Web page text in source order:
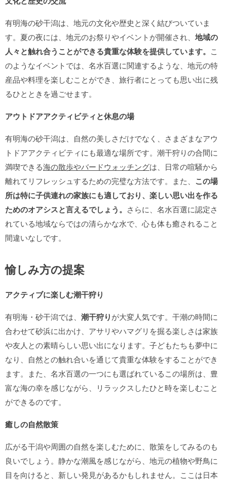
有明海の砂干潟は、地元の文化や歴史と深く結びついていま
す。夏の夜には、地元のお祭りやイベントが開催され、 地域の
人々と触れ合うことができる貴重な体験を提供しています。 こ
のようなイベントでは、名水百選に関連するような、地元の特
産品や料理を楽しむことができ、旅行者にとっても思い出に残
るひとときを過ごせます。
アウトドアアクティビティと休息の場
有明海の砂干潟は、自然の美しさだけでなく、さまざまなアウ
トドアアクティビティにも最適な場所です。潮干狩りの合間に
満喫できる海の散歩やバードウォッチングは、日常の喧騒から
離れてリフレッシュするための完璧な方法です。また、 この場
所は特に子供連れの家族にも適しており、楽しい思い出を作る
ためのオアシスと言えるでしょう。 さらに、名水百選に認定さ
れている地域ならではの清らかな水で、心も体も癒されること
間違いなしです。
愉しみ方の提案
アクティブに楽しむ潮干狩り
有明海・砂干潟では、 潮干狩りが大変人気です。干潮の時間に
合わせて砂浜に出かけ、アサリやハマグリを掘る楽しさは家族
や友人との素晴らしい思い出になります。子どもたちも夢中に
なり、自然との触れ合いを通じて貴重な体験をすることができ
ます。また、名水百選の一つにも選ばれているこの場所は、豊
富な海の幸を感じながら、リラックスしたひと時を楽しむこと
ができるのです。
癒しの自然散策
広がる干潟や周囲の自然を楽しむために、散策をしてみるのも
良いでしょう。静かな潮風を感じながら、地元の植物や野鳥に
目を向けると、新しい発見があるかもしれません。ここは日本